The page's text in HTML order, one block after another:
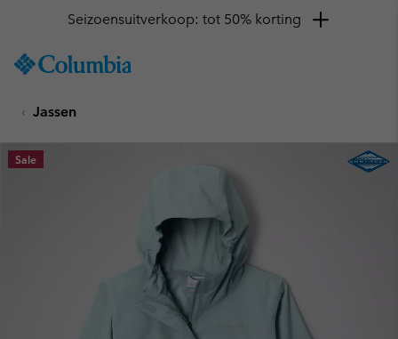
TO
SKIP
MAIN
NAV
Seizoensuitverkoop: tot 50% korting
Jassen
Sale